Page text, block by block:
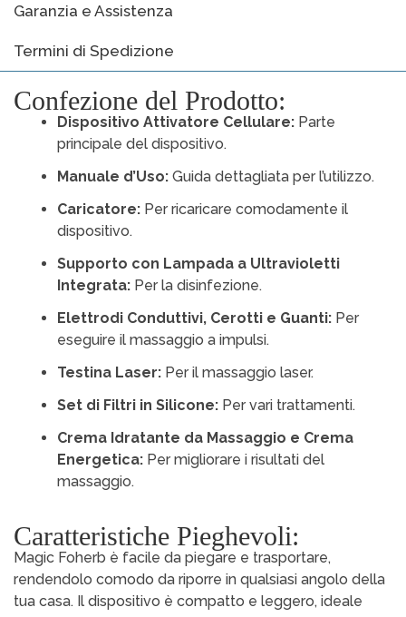
Garanzia e Assistenza
Termini di Spedizione
Confezione del Prodotto:
Dispositivo Attivatore Cellulare: Parte
principale del dispositivo.
Manuale d’Uso: Guida dettagliata per l’utilizzo.
Caricatore: Per ricaricare comodamente il
dispositivo.
Supporto con Lampada a Ultravioletti
Integrata: Per la disinfezione.
Elettrodi Conduttivi, Cerotti e Guanti: Per
eseguire il massaggio a impulsi.
Testina Laser: Per il massaggio laser.
Set di Filtri in Silicone: Per vari trattamenti.
Crema Idratante da Massaggio e Crema
Energetica: Per migliorare i risultati del
massaggio.
Caratteristiche Pieghevoli:
Magic Foherb è facile da piegare e trasportare,
rendendolo comodo da riporre in qualsiasi angolo della
tua casa. Il dispositivo è compatto e leggero, ideale